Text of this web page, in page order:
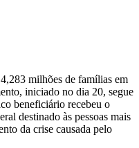
milhões de famílias em
iniciado no dia 20, segue
beneficiário recebeu o
destinado às pessoas mais
da crise causada pelo